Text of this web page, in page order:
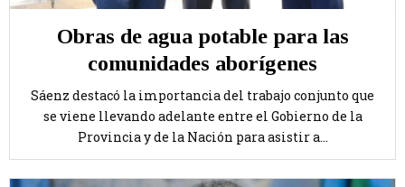
Obras de agua potable para las
comunidades aborígenes
Sáenz destacó la importancia del trabajo conjunto que
se viene llevando adelante entre el Gobierno de la
Provincia y de la Nación para asistir a...